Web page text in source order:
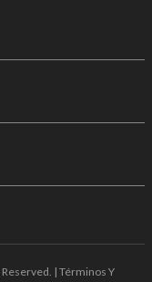
| Términos Y